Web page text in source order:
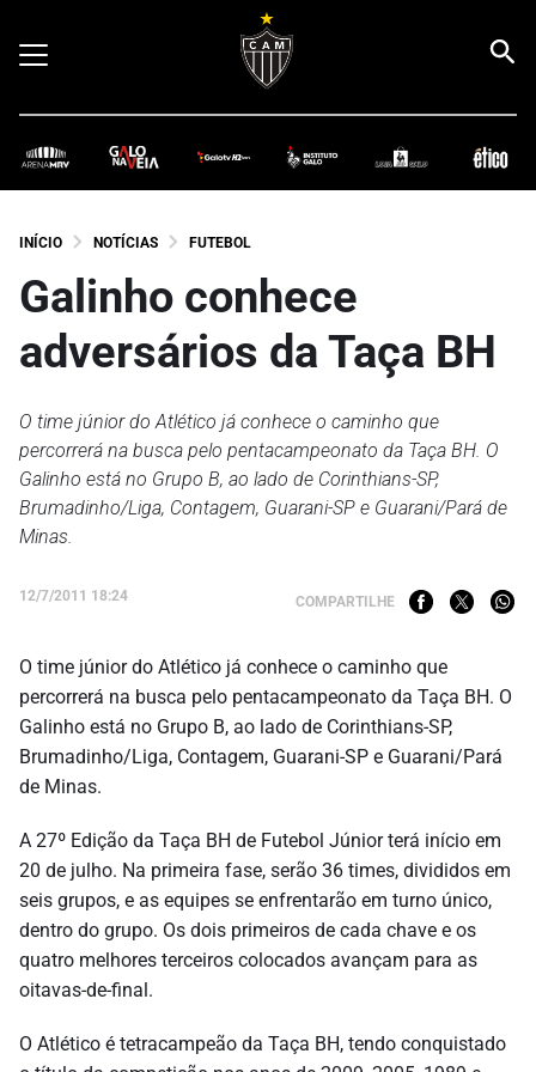
INÍCIO NOTÍCIAS FUTEBOL
Galinho conhece
adversários da Taça BH
O time júnior do Atlético já conhece o caminho que
percorrerá na busca pelo pentacampeonato da Taça BH. O
Galinho está no Grupo B, ao lado de Corinthians-SP,
Brumadinho/Liga, Contagem, Guarani-SP e Guarani/Pará de
Minas.
12/7/2011 18:24 COMPARTILHE
O time júnior do Atlético já conhece o caminho que
percorrerá na busca pelo pentacampeonato da Taça BH. O
Galinho está no Grupo B, ao lado de Corinthians-SP,
Brumadinho/Liga, Contagem, Guarani-SP e Guarani/Pará
de Minas.
A 27º Edição da Taça BH de Futebol Júnior terá início em
20 de julho. Na primeira fase, serão 36 times, divididos em
seis grupos, e as equipes se enfrentarão em turno único,
dentro do grupo. Os dois primeiros de cada chave e os
quatro melhores terceiros colocados avançam para as
oitavas-de-final.
O Atlético é tetracampeão da Taça BH, tendo conquistado